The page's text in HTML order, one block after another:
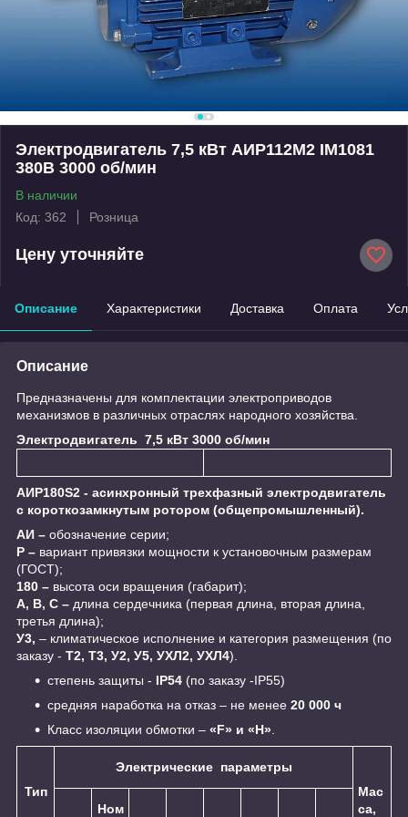
Электродвигатель 7,5 кВт АИР112М2 IM1081
380B 3000 об/мин
В наличии
Код: 362
Розница
Цену уточняйте
Описание Характеристики Доставка Оплата
Описание
Предназначены для комплектации электроприводов
механизмов в различных отраслях народного хозяйства.
Электродвигатель 7,5 кВт 3000 об/мин
АИР180S2 - асинхронный трехфазный электродвигатель
с короткозамкнутым ротором (общепромышленный).
АИ – обозначение серии;
Р – вариант привязки мощности к установочным размерам
(ГОСТ);
180 – высота оси вращения (габарит);
А, В, С – длина сердечника (первая длина, вторая длина,
третья длина);
У3, – климатическое исполнение и категория размещения (по
заказу - Т2, Т3, У2, У5, УХЛ2, УХЛ4).
cтепень защиты - IP54 (по заказу -IP55)
средняя наработка на отказ – не менее 20 000 ч
Класс изоляции обмотки – «F» и «H»
Тип
Электрические параметры
Мас
са,
Ном